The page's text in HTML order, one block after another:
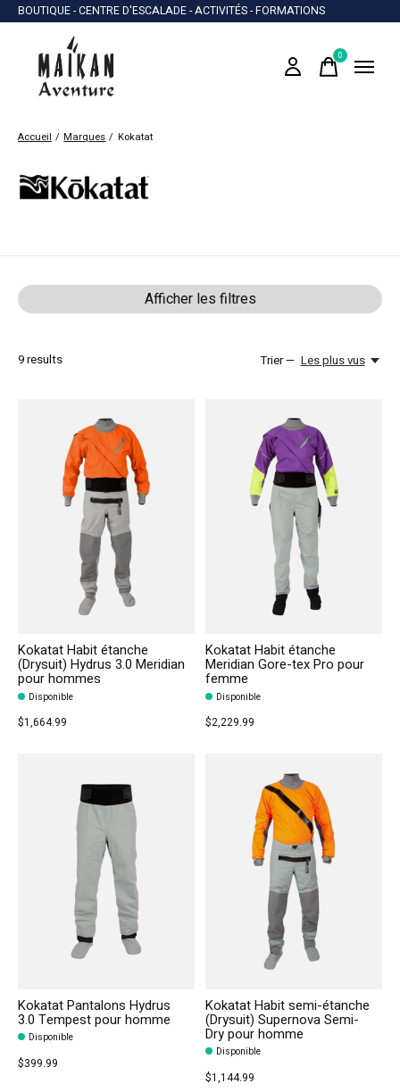
BOUTIQUE - CENTRE D'ESCALADE - ACTIVITÉS - FORMATIONS
0items
Accueil / Marques / Kokatat
Kokatat
Afficher les filtres
9results Trier — Les plus vus
Kokatat Habit étanche
(Drysuit) Hydrus 3.0 Meridian
pour hommes
Disponible
$1,664.99
Kokatat Habit étanche
Meridian Gore-tex Pro pour
femme
Disponible
$2,229.99
Kokatat Pantalons Hydrus
3.0 Tempest pour homme
Disponible
$399.99
Kokatat Habit semi-étanche
(Drysuit) Supernova Semi-
Dry pour homme
Disponible
$1,144.99